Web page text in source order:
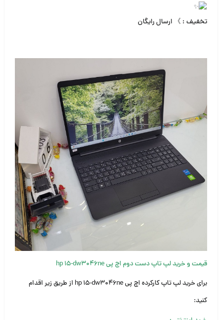
تخفیف : 》 ارسال رایگان
قیمت و خرید لپ تاپ دست دوم اچ پی hp 15-dw3046ne
برای خرید لپ تاپ کارکرده اچ پی hp 15-dw3046ne از طریق زیر اقدام
کنید: